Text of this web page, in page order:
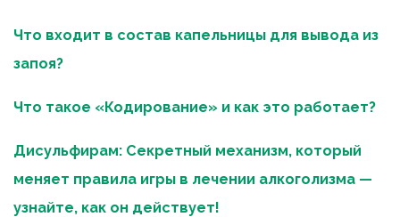
Что входит в состав капельницы для вывода из
запоя?
Что такое «Кодирование» и как это работает?
Дисульфирам: Секретный механизм, который
меняет правила игры в лечении алкоголизма —
узнайте, как он действует!